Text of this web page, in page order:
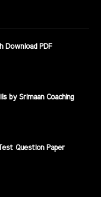
Download PDF
by Srimaan Coaching
Question Paper